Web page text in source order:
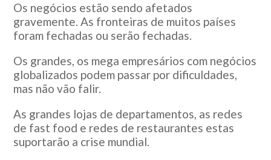
Os negócios estão sendo afetados
gravemente. As fronteiras de muitos países
foram fechadas ou serão fechadas.
Os grandes, os mega empresários com negócios
globalizados podem passar por dificuldades,
mas não vão falir.
As grandes lojas de departamentos, as redes
de fast food e redes de restaurantes estas
suportarão a crise mundial.